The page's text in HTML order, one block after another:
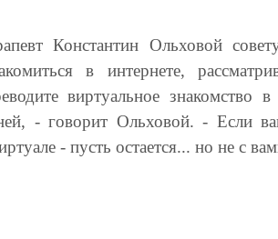
Константин Ольховой
в интернете,
виртуальное знакомство в
- говорит Ольховой. - Если
- пусть остается... но не с